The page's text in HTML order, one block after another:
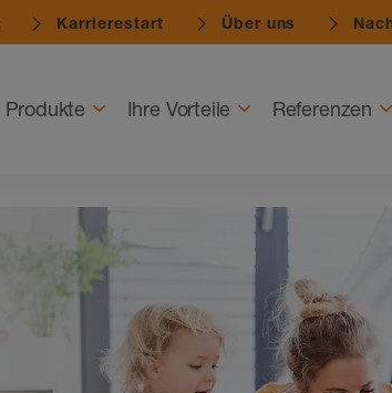
Karrierestart Über uns
Produkte Ihre Vorteile Referenzen